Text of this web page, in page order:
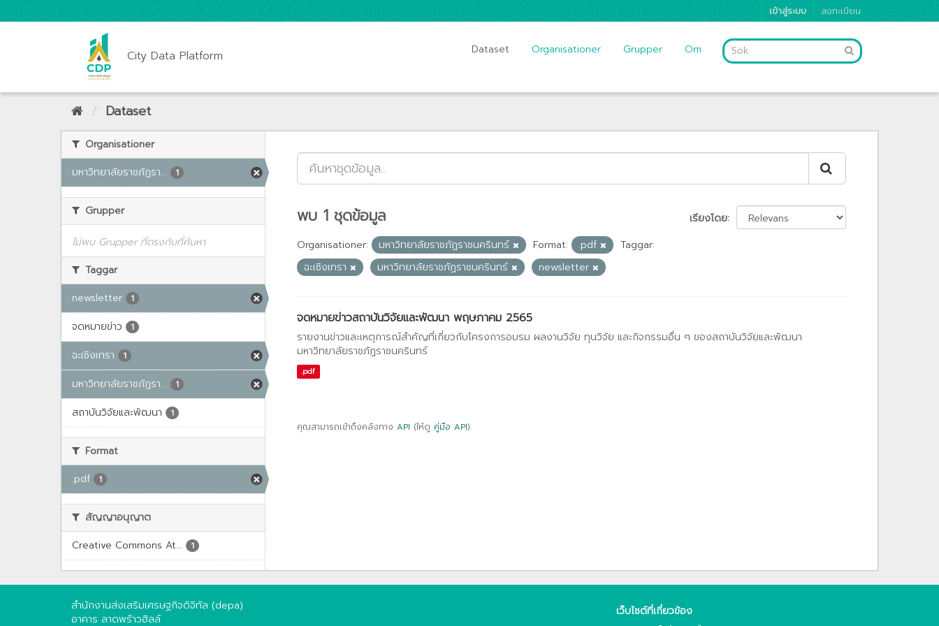
เข้าสู่ระบบ ลงทะเบียน
City Data Platform Dataset Organisationer Grupper Om
Dataset
Organisationer
มหาวิทยาลัยราชภัฏรา...
1
Grupper
ไม่พบ Grupper ที่ตรงกับที่ค้นหา
Taggar
newsletter
1
จดหมายข่าว 1
ฉะเชิงเทรา 1
มหาวิทยาลัยราชภัฏรา... 1
สถาบันวิจัยและพัฒนา 1
Format
.pdf
1
สัญญาอนุญาต
Creative Commons At...
1
เรียงโดย
พบ 1 ชุดข้อมูล
Organisationer: มหาวิทยาลัยราชภัฏราชนครินทร์ Format: .pdf
Taggar:
ฉะเชิงเทรา
มหาวิทยาลัยราชภัฏราชนครินทร์ newsletter
จดหมายข่าวสถาบันวิจัยและพัฒนา พฤษภาคม 2565
รายงานข่าวและเหตุการณ์สำคัญที่เกี่ยวกับโครงการอบรม ผลงานวิจัย ทุนวิจัย และกิจกรรมอื่น ๆ ของสถาบันวิจัยและพัฒนา
มหาวิทยาลัยราชภัฏราชนครินทร์
.pdf
คุณสามารถเข้าถึงคลังทาง API (ให้ดู คู่มือ API).
สำนักงานส่งเสริมเศรษฐกิจดิจิทัล (depa)
อาคาร ลาดพร้าวฮิลล์
เว็บไซต์ที่เกี่ยวข้อง